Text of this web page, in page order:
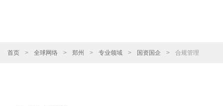
首页 > 全球网络 > 郑州 > 专业领域 > 国资国企 > 合规管理